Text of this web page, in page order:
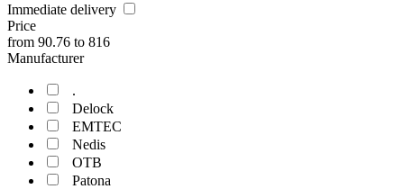
Immediate delivery
Price
from 90.76 to 816
Manufacturer
.
Delock
EMTEC
Nedis
OTB
Patona